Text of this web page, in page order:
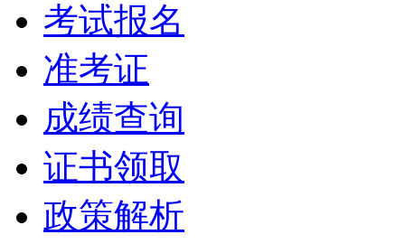
考试报名
准考证
成绩查询
证书领取
政策解析